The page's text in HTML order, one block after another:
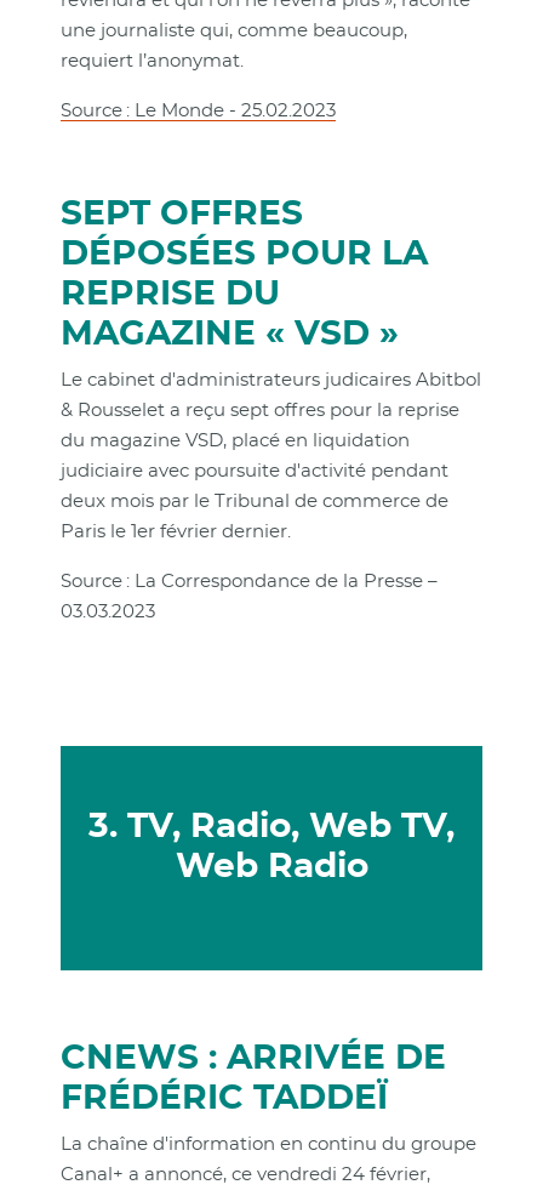
une journaliste qui, comme beaucoup,
requiert l’anonymat.
Source : Le Monde - 25.02.2023
SEPT OFFRES
DÉPOSÉES POUR LA
REPRISE DU
MAGAZINE « VSD »
Le cabinet d'administrateurs judicaires Abitbol
& Rousselet a reçu sept offres pour la reprise
du magazine VSD, placé en liquidation
judiciaire avec poursuite d'activité pendant
deux mois par le Tribunal de commerce de
Paris le 1er février dernier.
Source : La Correspondance de la Presse –
03.03.2023
3. TV, Radio, Web TV,
Web Radio
CNEWS : ARRIVÉE DE
FRÉDÉRIC TADDEÏ
La chaîne d'information en continu du groupe
Canal+ a annoncé, ce vendredi 24 février,